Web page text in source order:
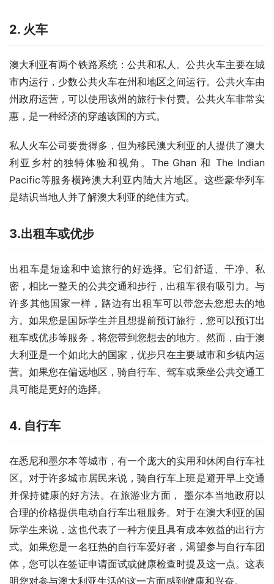
2. 火车
澳大利亚有两个铁路系统：公共和私人。公共火车主要在城
市内运行，少数公共火车在州和地区之间运行。公共火车由
州政府运营，可以使用该州的旅行卡付费。公共火车非常实
惠，是一种经济的穿越该国的方式。
私人火车公司要贵得多，但为移民澳大利亚的人提供了澳大
利亚乡村的独特体验和视角。The Ghan 和 The Indian
Pacific等服务横跨澳大利亚内陆大片地区。这些豪华列车
是结识当地人并了解澳大利亚的绝佳方式。
3.出租车或优步
出租车是短途和中途旅行的好选择。它们舒适、干净、私
密，相比一整天的公共交通和步行，出租车很有吸引力。与
许多其他国家一样，路边有出租车可以带您去您想去的地
方。如果您是国际学生并且想提前预订旅行，您可以预订出
租车或优步等服务，将您带到您想去的地方。然而，由于澳
大利亚是一个如此大的国家，优步只在主要城市和乡镇内运
营。如果您在偏远地区，骑自行车、驾车或乘坐公共交通工
具可能是更好的选择。
4. 自行车
在悉尼和墨尔本等城市，有一个庞大的实用和休闲自行车社
区。对于许多城市居民来说，骑自行车上班是避开早上交通
并保持健康的好方法。在旅游业方面， 墨尔本当地政府以
合理的价格提供电动自行车出租服务。对于在澳大利亚的国
际学生来说，这也代表了一种方便且具有成本效益的出行方
式。如果您是一名狂热的自行车爱好者，渴望参与自行车团
体，您可以在签证申请面试或健康检查时提及这一点。这表
明您对参与澳大利亚生活的这一方面感到健康和兴奋。